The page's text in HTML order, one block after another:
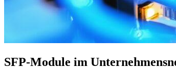
SFP-Module im